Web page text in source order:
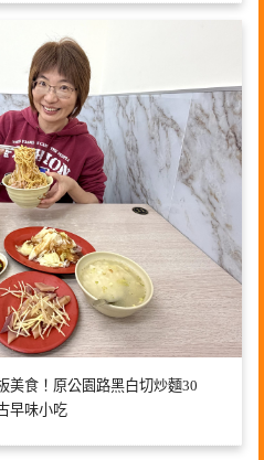
美食！原公園路黑白切炒麵30
早味小吃